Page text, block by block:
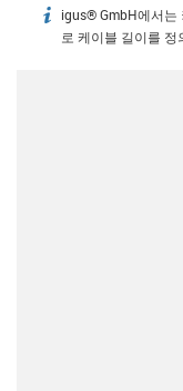
igus-icon-info
igus® GmbH에서는
로 케이블 길이를 정